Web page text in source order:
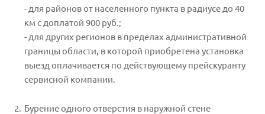
- для районов от населенного пункта в радиусе до 40
км с доплатой 900 руб.;
- для других регионов в пределах административной
границы области, в которой приобретена установка
выезд оплачивается по действующему прейскуранту
сервисной компании.
Бурение одного отверстия в наружной стене